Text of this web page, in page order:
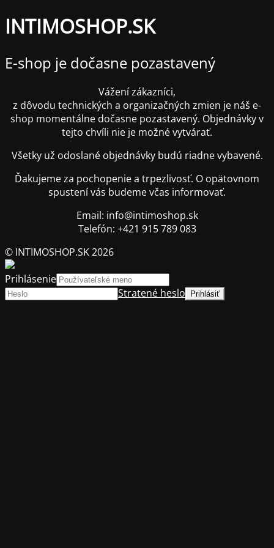
INTIMOSHOP.SK
E-shop je dočasne pozastavený
Vážení zákazníci,
z dôvodu technických a organizačných zmien je náš e-
shop momentálne dočasne pozastavený. Objednávky v
tejto chvíli nie je možné vytvárať.
Všetky už odoslané objednávky budú riadne vybavené.
Ďakujeme za pochopenie a trpezlivosť. O opätovnom
spustení vás budeme včas informovať.
Email: info@intimoshop.sk
Telefón: +421 915 789 083
© INTIMOSHOP.SK 2026
Prihlásenie
Stratené heslo